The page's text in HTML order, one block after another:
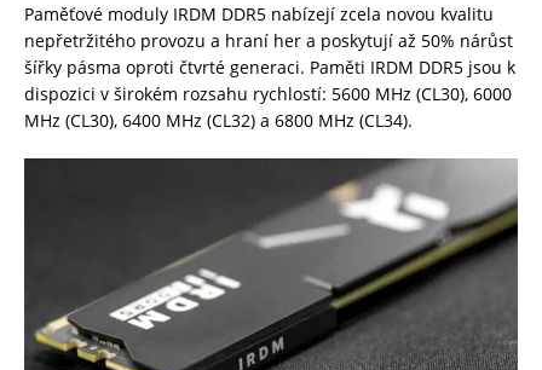
Paměťové moduly IRDM DDR5 nabízejí zcela novou kvalitu
nepřetržitého provozu a hraní her a poskytují až 50% nárůst
šířky pásma oproti čtvrté generaci. Paměti IRDM DDR5 jsou k
dispozici v širokém rozsahu rychlostí: 5600 MHz (CL30), 6000
MHz (CL30), 6400 MHz (CL32) a 6800 MHz (CL34).